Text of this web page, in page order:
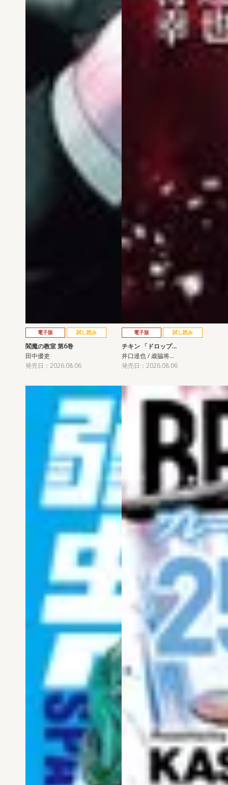
電子版 試し読み
閻魔の教室 第6巻
田中優吏
発売日：2026.08.06
電子版 試し読み
チキン 「ドロップ…
井口達也 / 歳脇将…
発売日：2026.08.06